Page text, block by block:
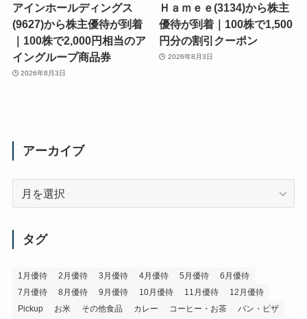
アインホールディングス
(9627)から株主優待が到着
｜100株で2,000円相当のア
イングループ商品券
2026年8月3日
Ｈａｍｅｅ(3134)から株主
優待が到着｜100株で1,500
円分の割引クーポン
2026年8月3日
アーカイブ
タグ
1月優待 2月優待 3月優待 4月優待 5月優待
6月優待
7月優待
8月優待 9月優待 10月優待 11月優待
12月優待
Pickup
お米 その他食品 カレー コーヒー・お茶
パン・ピザ